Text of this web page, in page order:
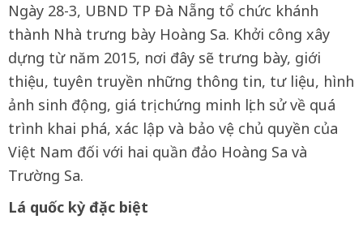
Ngày 28-3, UBND TP Đà Nẵng tổ chức khánh
thành Nhà trưng bày Hoàng Sa. Khởi công xây
dựng từ năm 2015, nơi đây sẽ trưng bày, giới
thiệu, tuyên truyền những thông tin, tư liệu, hình
ảnh sinh động, giá trị chứng minh lịch sử về quá
trình khai phá, xác lập và bảo vệ chủ quyền của
Việt Nam đối với hai quần đảo Hoàng Sa và
Trường Sa.
Lá quốc kỳ đặc biệt